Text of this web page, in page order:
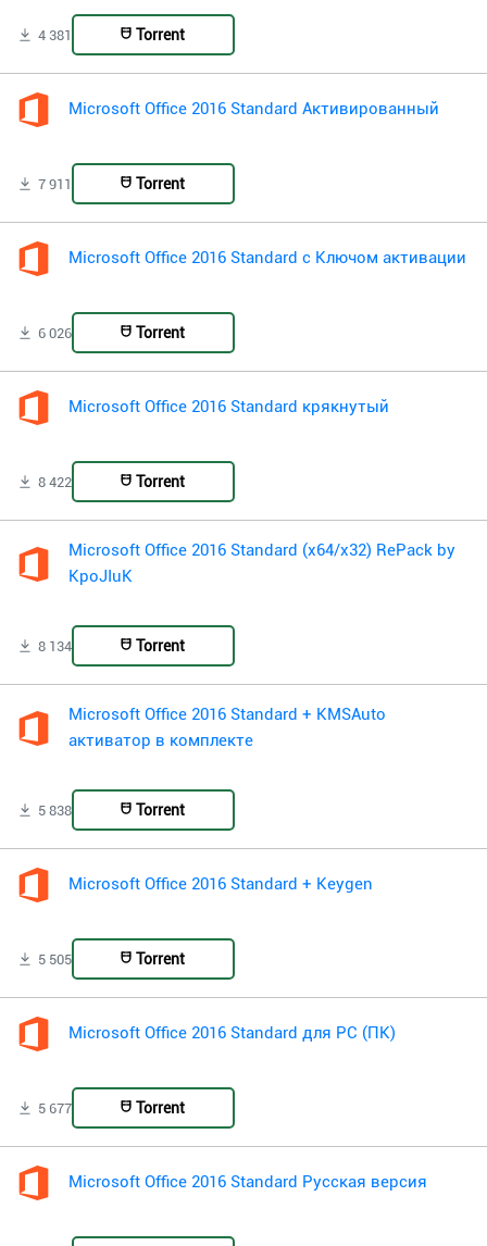
4 381 Torrent
Microsoft Office 2016 Standard Активированный
7 911 Torrent
Microsoft Office 2016 Standard с Ключом активации
6 026 Torrent
Microsoft Office 2016 Standard крякнутый
8 422 Torrent
Microsoft Office 2016 Standard (x64/x32) RePack by
KpoJIuK
8 134 Torrent
Microsoft Office 2016 Standard + KMSAuto
активатор в комплекте
5 838 Torrent
Microsoft Office 2016 Standard + Keygen
5 505 Torrent
Microsoft Office 2016 Standard для PC (ПК)
5 677 Torrent
Microsoft Office 2016 Standard Русская версия